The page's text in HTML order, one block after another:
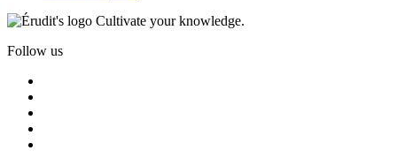
Cultivate your knowledge.
Follow us